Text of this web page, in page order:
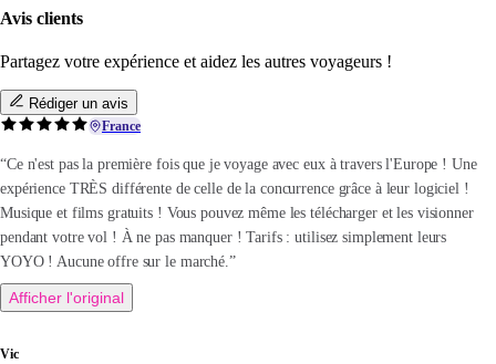
Avis clients
Partagez votre expérience et aidez les autres voyageurs !
Rédiger un avis
France
“Ce n'est pas la première fois que je voyage avec eux à travers l'Europe ! Une
expérience TRÈS différente de celle de la concurrence grâce à leur logiciel !
Musique et films gratuits ! Vous pouvez même les télécharger et les visionner
pendant votre vol ! À ne pas manquer ! Tarifs : utilisez simplement leurs
YOYO ! Aucune offre sur le marché.”
Afficher l'original
Vic